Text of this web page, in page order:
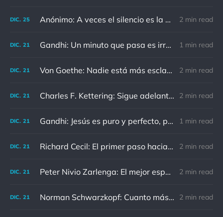
DIC. 25 Anónimo: A veces el silencio es la mejor respuesta 2 min read
DIC. 21 Gandhi: Un minuto que pasa es irrecuperable. Conociendo esto, ¿cómo podemos malgastar tantas horas? 1 min read
DIC. 21 Von Goethe: Nadie está más esclavizado que aquellos que falsamente creen que son libres. 2 min read
DIC. 21 Charles F. Kettering: Sigue adelante, y es probable que tropieces con algo, tal vez cuando menos lo esperes. Nunca he escuchado hablar de alguien algu 2 min read
DIC. 21 Gandhi: Jesús es puro y perfecto, pero vosotros los cristianos no sois como él. 1 min read
DIC. 21 Richard Cecil: El primer paso hacia el conocimiento es saber que somos ignorantes. 2 min read
DIC. 21 Peter Nivio Zarlenga: El mejor espejo es un viejo amigo. 2 min read
DIC. 21 Norman Schwarzkopf: Cuanto más sudes por la paz, menos sangras por la guerra. 2 min read